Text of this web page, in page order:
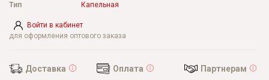
Войти в кабинет
для оформления оптового заказа
Тип Капельная
Доставка Оплата Партнерам